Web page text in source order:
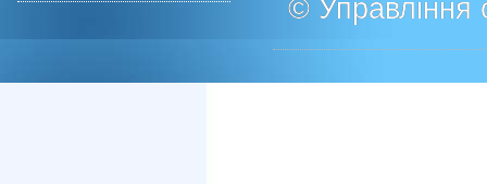
© Управління